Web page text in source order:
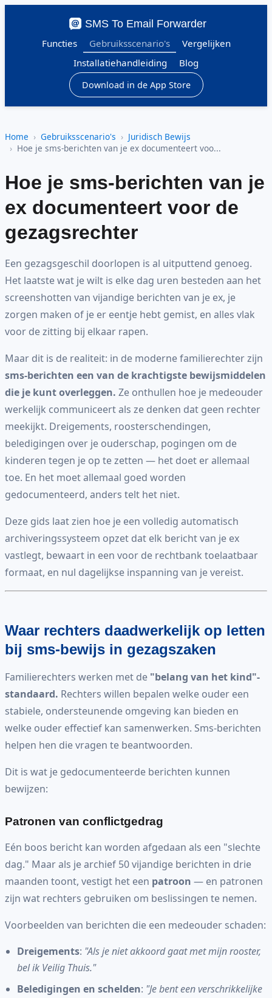
SMS To Email Forwarder
Functies
Gebruiksscenario's
Vergelijken
Installatiehandleiding
Blog
Download in de App Store
Home Gebruiksscenario's
Juridisch Bewijs
Hoe je sms-berichten van je ex documenteert voo...
Hoe je sms-berichten van je
ex documenteert voor de
gezagsrechter
Een gezagsgeschil doorlopen is al uitputtend genoeg.
Het laatste wat je wilt is elke dag uren besteden aan het
screenshotten van vijandige berichten van je ex, je
zorgen maken of je er eentje hebt gemist, en alles vlak
voor de zitting bij elkaar rapen.
Maar dit is de realiteit: in de moderne familierechter zijn
sms-berichten een van de krachtigste bewijsmiddelen
die je kunt overleggen. Ze onthullen hoe je medeouder
werkelijk communiceert als ze denken dat geen rechter
meekijkt. Dreigements, roosterschendingen,
beledigingen over je ouderschap, pogingen om de
kinderen tegen je op te zetten — het doet er allemaal
toe. En het moet allemaal goed worden
gedocumenteerd, anders telt het niet.
Deze gids laat zien hoe je een volledig automatisch
archiveringssysteem opzet dat elk bericht van je ex
vastlegt, bewaart in een voor de rechtbank toelaatbaar
formaat, en nul dagelijkse inspanning van je vereist.
Waar rechters daadwerkelijk op letten
bij sms-bewijs in gezagszaken
Familierechters werken met de "belang van het kind"-
standaard. Rechters willen bepalen welke ouder een
stabiele, ondersteunende omgeving kan bieden en
welke ouder effectief kan samenwerken. Sms-berichten
helpen hen die vragen te beantwoorden.
Dit is wat je gedocumenteerde berichten kunnen
bewijzen:
Patronen van conflictgedrag
Eén boos bericht kan worden afgedaan als een "slechte
dag." Maar als je archief 50 vijandige berichten in drie
maanden toont, vestigt het een patroon — en patronen
zijn wat rechters gebruiken om beslissingen te nemen.
Voorbeelden van berichten die een medeouder schaden:
Dreigements: "Als je niet akkoord gaat met mijn rooster,
bel ik Veilig Thuis."
Beledigingen en schelden: "Je bent een verschrikkelijke